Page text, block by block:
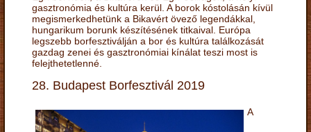
gasztronómia és kultúra kerül. A borok kóstolásán kívül
megismerkedhetünk a Bikavért övező legendákkal,
hungarikum borunk készítésének titkaival. Európa
legszebb borfesztiválján a bor és kultúra találkozását
gazdag zenei és gasztronómiai kínálat teszi most is
felejthetetlenné.
28. Budapest Borfesztivál 2019
A